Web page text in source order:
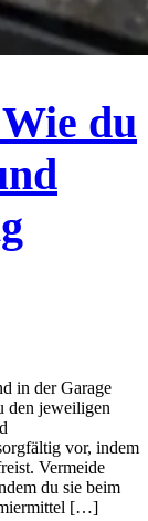
du
in der Garage
den jeweiligen
vor, indem
Vermeide
du sie beim
[…]